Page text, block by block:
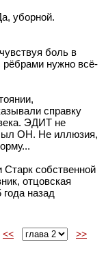
уборной.
боль в
рёбрами нужно всё-
справку
ЭДИТ не
ОН. Не иллюзия,
собственной
отцовская
назад
<< >>